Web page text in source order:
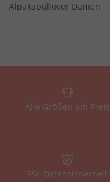
Alpakapullover Damen
Alle Größen ein Preis
SSL Datensicherheit